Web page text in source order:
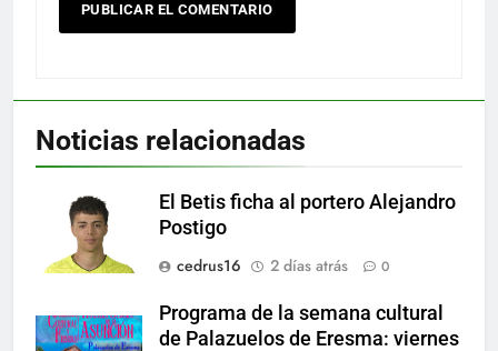
Noticias relacionadas
El Betis ficha al portero Alejandro
Postigo
cedrus16
2 días atrás 0
Programa de la semana cultural
de Palazuelos de Eresma: viernes